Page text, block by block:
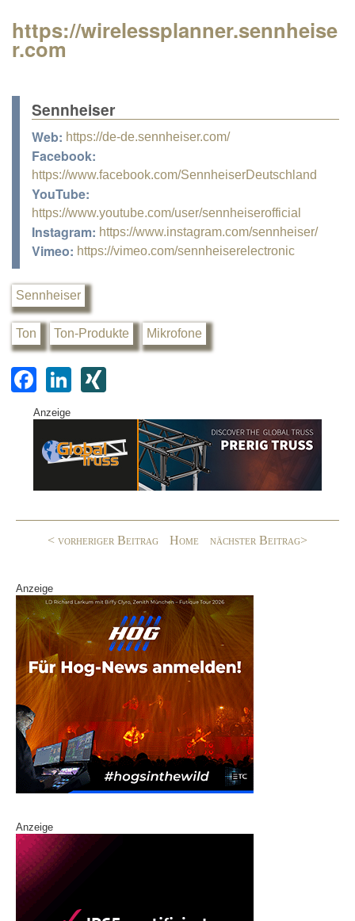
https://wirelessplanner.sennheise
r.com
Sennheiser
Web: https://de-de.sennheiser.com/
Facebook:
https://www.facebook.com/SennheiserDeutschland
YouTube:
https://www.youtube.com/user/sennheiserofficial
Instagram: https://www.instagram.com/sennheiser/
Vimeo: https://vimeo.com/sennheiserelectronic
Sennheiser
Ton Ton-Produkte Mikrofone
F
a
c
e
o
Li
k
e
G
Anzeige
< vorheriger Beitrag Home nächster Beitrag>
Anzeige
Anzeige